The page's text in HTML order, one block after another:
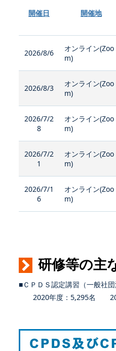
開催日 開催地
2026/8/6
オンライン(Zoo
m)
2026/8/3
オンライン(Zoo
m)
2026/7/2
8
オンライン(Zoo
m)
2026/7/2
1
オンライン(Zoo
m)
2026/7/1
6
オンライン(Zoo
m)
研修等の主
■ＣＰＤＳ認定講習（一般社
2020年度：5,295名